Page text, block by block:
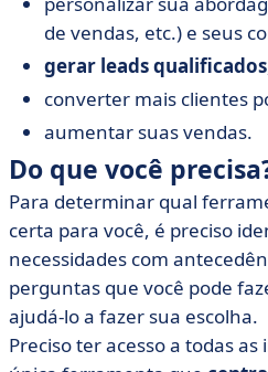
de vendas, etc.) e seus
gerar leads qualificados
converter mais clientes
aumentar suas vendas.
Do que você
Para determinar qual
certa para você, é preciso
necessidades com
perguntas que você pode
ajudá-lo a fazer sua escolha.
Preciso ter acesso a todas